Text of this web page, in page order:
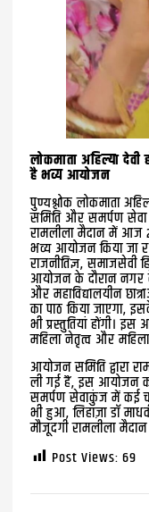
लोकमाता अहिल्या
है भव्य आयोजन
पुण्यश्लोक लोकमाता
समिति और समर्पण
रामलीला मैदान में आज
भव्य आयोजन किया जा
राजनीतिज्ञ, समाजसेवी
आयोजन के दौरान नगर
और महाविद्यालयीन
का पाठ किया जाएगा,
भी प्रस्तुतियां होंगी।
महिला नेतृत्व और
आयोजन समिति द्वारा
ली गई हैं, इस आयोजन
समर्पण सेवाकुंज में कई
भी हुआ, लिहाज़ा डॉ
मौजूदगी रामलीला
Post Views: 69